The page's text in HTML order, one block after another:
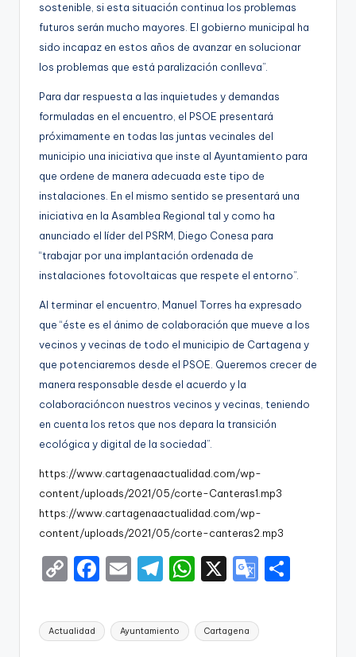
sostenible, si esta situación continua los problemas
futuros serán mucho mayores. El gobierno municipal ha
sido incapaz en estos años de avanzar en solucionar
los problemas que está paralización conlleva”.
Para dar respuesta a las inquietudes y demandas
formuladas en el encuentro, el PSOE presentará
próximamente en todas las juntas vecinales del
municipio una iniciativa que inste al Ayuntamiento para
que ordene de manera adecuada este tipo de
instalaciones. En el mismo sentido se presentará una
iniciativa en la Asamblea Regional tal y como ha
anunciado el líder del PSRM, Diego Conesa para
“trabajar por una implantación ordenada de
instalaciones fotovoltaicas que respete el entorno”.
Al terminar el encuentro, Manuel Torres ha expresado
que “éste es el ánimo de colaboración que mueve a los
vecinos y vecinas de todo el municipio de Cartagena y
que potenciaremos desde el PSOE. Queremos crecer de
manera responsable desde el acuerdo y la
colaboracióncon nuestros vecinos y vecinas , teniendo
en cuenta los retos que nos depara la transición
ecológica y digital de la sociedad”
https://www.cartagenaactualidad.com/wp-
content/uploads/2021/05/corte-Canteras1.mp3
https://www.cartagenaactualidad.com/wp-
content/uploads/2021/05/corte-canteras2.mp3
C
p
y
F
c
e
E
ai
l
T
e
gr
W
a
ts
X
G
o
Etiquetas:
Actualidad Ayuntamiento Cartagena